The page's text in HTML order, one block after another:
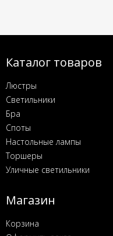
Каталог товаров
Люстры
Светильники
Бра
Споты
Настольные лампы
Торшеры
Уличные светильники
Магазин
Корзина